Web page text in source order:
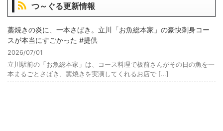
つ～ぐる更新情報
藁焼きの炎に、一本さばき。立川「お魚総本家」の豪快刺身コー
スが本当にすごかった #提供
2026/07/01
立川駅前の「お魚総本家」は、コース料理で板前さんがその日の魚を一
本まるごとさばき、藁焼きを実演してくれるお店で […]